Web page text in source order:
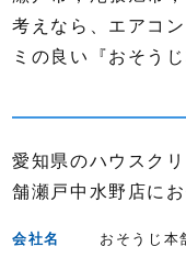
考えなら、エアコ
ミの良い『おそう
愛知県のハウスク
舗瀬戸中水野店に
会社名
おそうじ本